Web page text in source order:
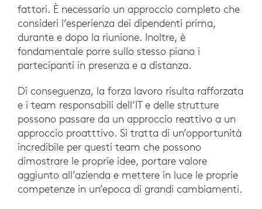
fattori. È necessario un approccio completo che
consideri l’esperienza dei dipendenti prima,
durante e dopo la riunione. Inoltre, è
fondamentale porre sullo stesso piano i
partecipanti in presenza e a distanza.
Di conseguenza, la forza lavoro risulta rafforzata
e i team responsabili dell’IT e delle strutture
possono passare da un approccio reattivo a un
approccio proatttivo. Si tratta di un’opportunità
incredibile per questi team che possono
dimostrare le proprie idee, portare valore
aggiunto all’azienda e mettere in luce le proprie
competenze in un’epoca di grandi cambiamenti.